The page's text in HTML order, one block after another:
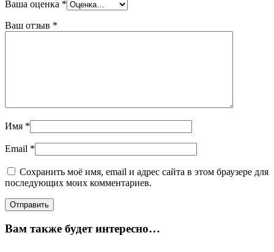
Ваша оценка *
Ваш отзыв *
Имя *
Email *
Сохранить моё имя, email и адрес сайта в этом браузере для
последующих моих комментариев.
Вам также будет интересно…